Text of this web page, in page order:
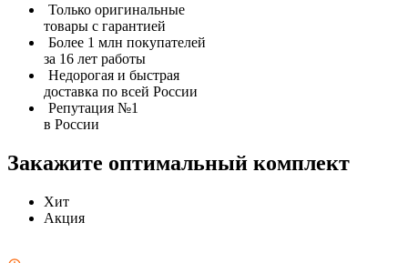
Только оригинальные
товары с гарантией
Более 1 млн покупателей
за 16 лет работы
Недорогая и быстрая
доставка по всей России
Репутация №1
в России
Закажите оптимальный комплект
Хит
Акция